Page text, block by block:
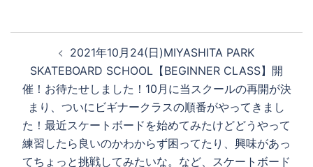
ナ
ビ
ゲ
ー
シ
2021年10月24(日)MIYASHITA PARK
SKATEBOARD SCHOOL【BEGINNER CLASS】開
催！お待たせしました！10月に当スクールの再開が決
まり、ついにビギナークラスの順番がやってきまし
た！最近スケートボードを始めてみたけどどうやって
練習したら良いのかわからず困ってたり、興味があっ
てちょっと挑戦してみたいな。など、スケートボード